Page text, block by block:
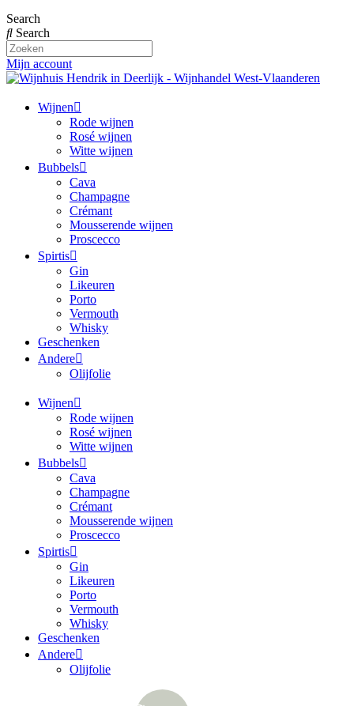
Search
Search
Mijn account
Wijnen
Rode wijnen
Rosé wijnen
Witte wijnen
Bubbels
Cava
Champagne
Crémant
Mousserende wijnen
Proscecco
Spirtis
Gin
Likeuren
Porto
Vermouth
Whisky
Geschenken
Andere
Olijfolie
Wijnen
Rode wijnen
Rosé wijnen
Witte wijnen
Bubbels
Cava
Champagne
Crémant
Mousserende wijnen
Proscecco
Spirtis
Gin
Likeuren
Porto
Vermouth
Whisky
Geschenken
Andere
Olijfolie